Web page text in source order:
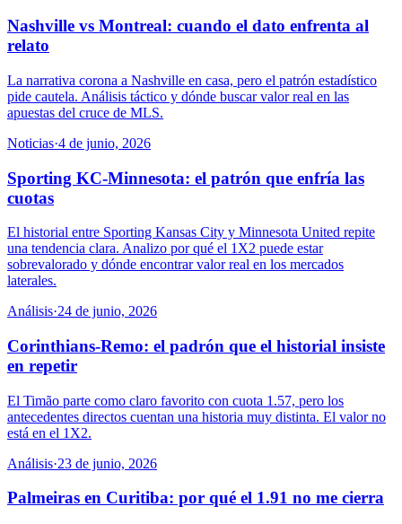
Nashville vs Montreal: cuando el dato enfrenta al
relato
La narrativa corona a Nashville en casa, pero el patrón estadístico
pide cautela. Análisis táctico y dónde buscar valor real en las
apuestas del cruce de MLS.
Noticias·4 de junio, 2026
Sporting KC-Minnesota: el patrón que enfría las
cuotas
El historial entre Sporting Kansas City y Minnesota United repite
una tendencia clara. Analizo por qué el 1X2 puede estar
sobrevalorado y dónde encontrar valor real en los mercados
laterales.
Análisis·24 de junio, 2026
Corinthians-Remo: el padrón que el historial insiste
en repetir
El Timão parte como claro favorito con cuota 1.57, pero los
antecedentes directos cuentan una historia muy distinta. El valor no
está en el 1X2.
Análisis·23 de junio, 2026
Palmeiras en Curitiba: por qué el 1.91 no me cierra